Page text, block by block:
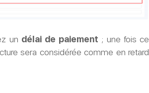
un délai de paiement ; une fois ce
sera considérée comme en retard